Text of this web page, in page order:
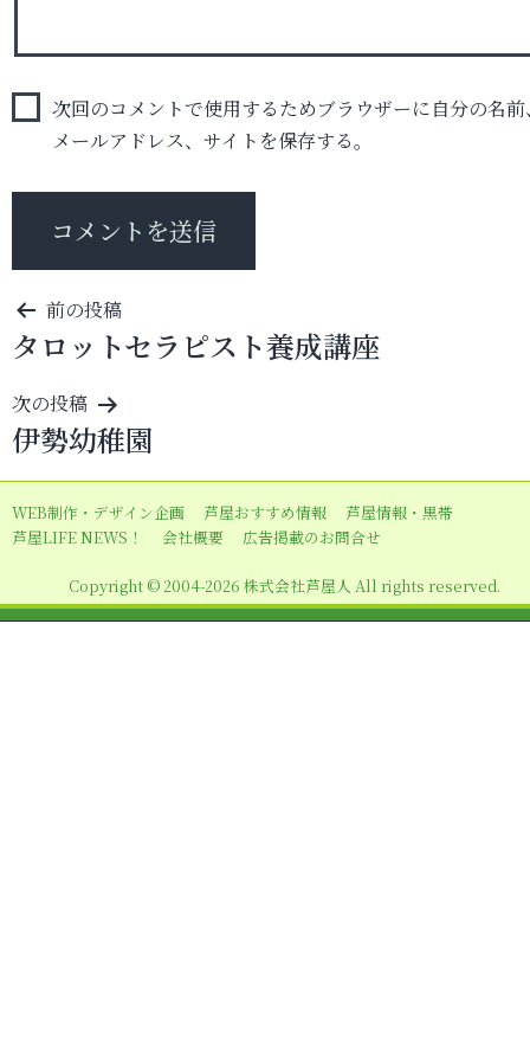
次回のコメントで使用するためブラウザーに自分の名前
メールアドレス、サイトを保存する。
投
稿
ナ
ビ
ゲ
ー
シ
ン
前の投稿
タロットセラピスト養成講座
次の投稿
伊勢幼稚園
WEB制作・デザイン企画 芦屋おすすめ情報
芦屋情報・黒帯
芦屋LIFE NEWS！
会社概要 広告掲載のお問合せ
Copyright © 2004-2026 株式会社芦屋人 All rights reserved.